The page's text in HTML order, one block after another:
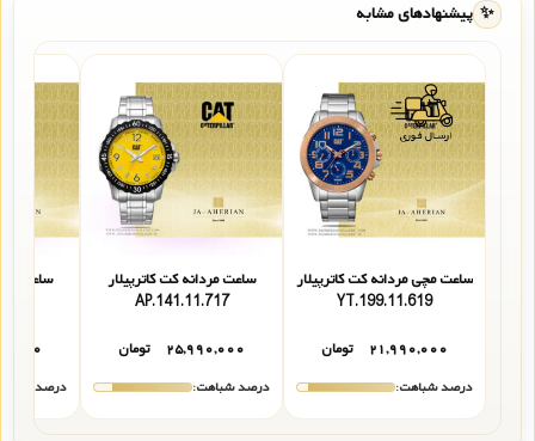
✨ پیشنهادهای مشابه
ساعت مچی مردانه کت کاترپیلار
YT.199.11.619
۲۱,۹۹۰,۰۰۰
تومان
درصد شباهت:
ساعت مردانه کت کاترپیلار
AP.141.11.717
۲۵,۹۹۰,۰۰۰
تومان
درصد شباهت:
ساعت
درصد